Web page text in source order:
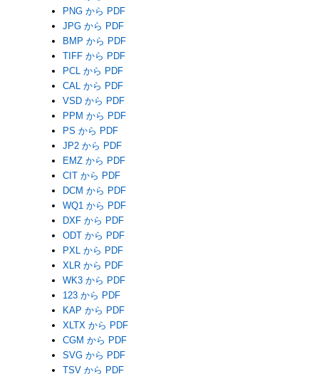
PNG から PDF
JPG から PDF
BMP から PDF
TIFF から PDF
PCL から PDF
CAL から PDF
VSD から PDF
PPM から PDF
PS から PDF
JP2 から PDF
EMZ から PDF
CIT から PDF
DCM から PDF
WQ1 から PDF
DXF から PDF
ODT から PDF
PXL から PDF
XLR から PDF
WK3 から PDF
123 から PDF
KAP から PDF
XLTX から PDF
CGM から PDF
SVG から PDF
TSV から PDF